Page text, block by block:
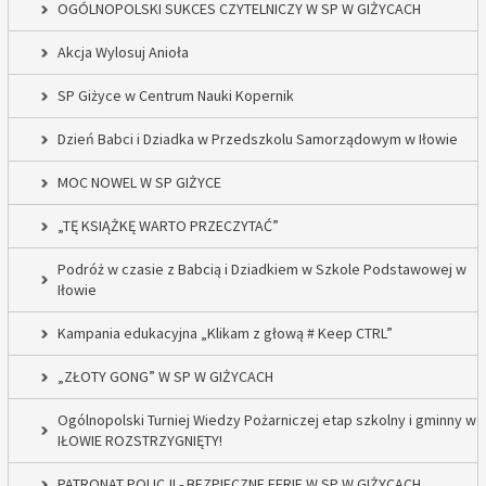
OGÓLNOPOLSKI SUKCES CZYTELNICZY W SP W GIŻYCACH
Akcja Wylosuj Anioła
SP Giżyce w Centrum Nauki Kopernik
Dzień Babci i Dziadka w Przedszkolu Samorządowym w Iłowie
MOC NOWEL W SP GIŻYCE
„TĘ KSIĄŻKĘ WARTO PRZECZYTAĆ”
Podróż w czasie z Babcią i Dziadkiem w Szkole Podstawowej w
Iłowie
Kampania edukacyjna „Klikam z głową # Keep CTRL”
„ZŁOTY GONG” W SP W GIŻYCACH
Ogólnopolski Turniej Wiedzy Pożarniczej etap szkolny i gminny w
IŁOWIE ROZSTRZYGNIĘTY!